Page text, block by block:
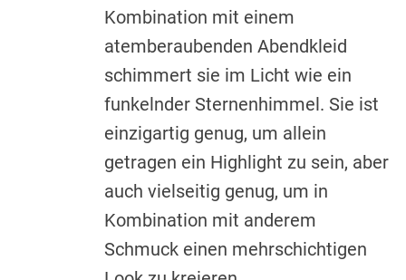
Kombination mit einem
atemberaubenden Abendkleid
schimmert sie im Licht wie ein
funkelnder Sternenhimmel. Sie ist
einzigartig genug, um allein
getragen ein Highlight zu sein, aber
auch vielseitig genug, um in
Kombination mit anderem
Schmuck einen mehrschichtigen